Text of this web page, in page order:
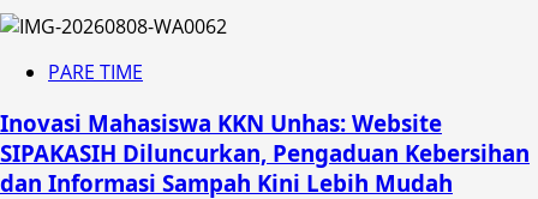
PARE TIME
Inovasi Mahasiswa KKN Unhas: Website
SIPAKASIH Diluncurkan, Pengaduan Kebersihan
dan Informasi Sampah Kini Lebih Mudah